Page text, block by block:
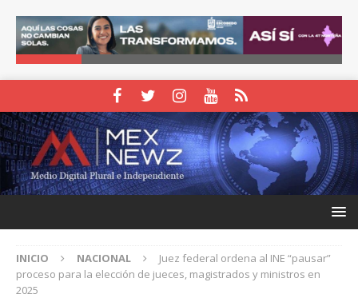
INICIO NACIONAL
Juez federal ordena al INE “pausar”
proceso para la elección de jueces, magistrados y ministros en
2025